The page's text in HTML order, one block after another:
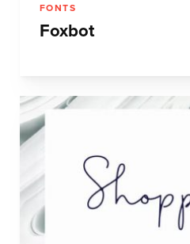
FONTS
Foxbot